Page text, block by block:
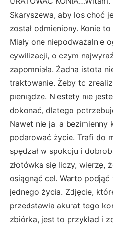
Skaryszewa, aby los choć
został odmieniony. Konie
Miały one niepodważalnie
cywilizacji, o czym
zapomniała. Żadna istota
traktowanie. Żeby to
pieniądze. Niestety nie
dokonać, dlatego
Nawet nie ja, a bezimienny
podarować życie. Trafi do
spędzał w spokoju i
złotówka się liczy, wierzę,
osiągnąć cel. Warto
jednego życia. Zdjęcie,
przedstawia akurat tego
zbiórka, jest to przykład i